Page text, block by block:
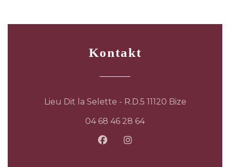
Kontakt
Lieu Dit la Selette - R.D.5 11120 Bize((öffnet
04 68 46 28 64
Facebook ((öffnet ein
Instagram ((öffnet ein